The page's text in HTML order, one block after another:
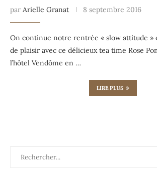
par Arielle Granat 8 septembre 2016
On continue notre rentrée « slow attitude »
de plaisir avec ce délicieux tea time Rose
l’hôtel Vendôme en …
LIRE PLUS